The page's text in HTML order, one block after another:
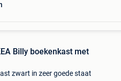
Billy boekenkast met
zwart in zeer goede staat